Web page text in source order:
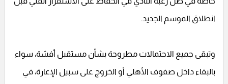
انطلاق الموسم الجديد.
وتبقى جميع الاحتمالات مطروحة بشأن مستقبل أفشة، سواء
بالبقاء داخل صفوف الأهلي أو الخروج على سبيل الإعارة، في